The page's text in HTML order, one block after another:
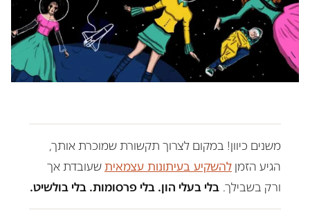
משנים כיוון! במקום לצרוך תקשורת שמוכרת אותך,
הגיע הזמן להשקיע בעיתונות עצמאיתשעובדת אך
ורק בשבילך. בלי בעלי הון. בלי פרסומות. בלי בולשיט.